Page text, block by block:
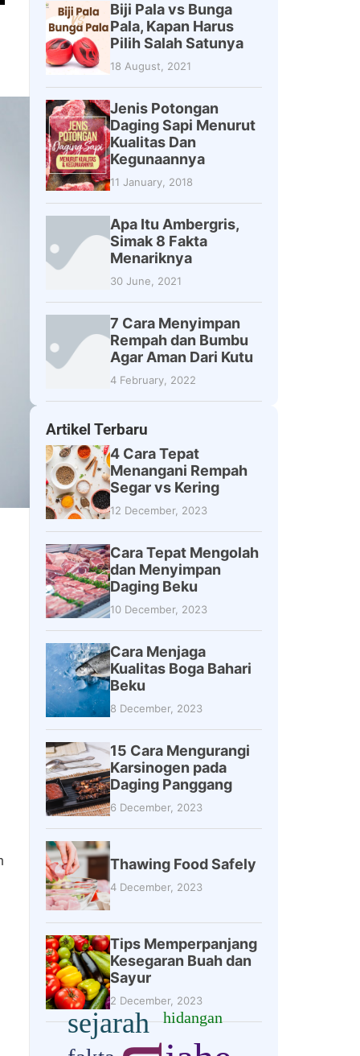
Biji Pala vs Bunga
Pala, Kapan Harus
Pilih Salah Satunya
18 August, 2021
Jenis Potongan
Daging Sapi Menurut
Kualitas Dan
Kegunaannya
11 January, 2018
Apa Itu Ambergris,
Simak 8 Fakta
Menariknya
30 June, 2021
7 Cara Menyimpan
Rempah dan Bumbu
Agar Aman Dari Kutu
4 February, 2022
Artikel Terbaru
4 Cara Tepat
Menangani Rempah
Segar vs Kering
12 December, 2023
Cara Tepat Mengolah
dan Menyimpan
Daging Beku
10 December, 2023
Cara Menjaga
Kualitas Boga Bahari
Beku
8 December, 2023
15 Cara Mengurangi
Karsinogen pada
Daging Panggang
6 December, 2023
Thawing Food Safely
4 December, 2023
Tips Memperpanjang
Kesegaran Buah dan
Sayur
2 December, 2023